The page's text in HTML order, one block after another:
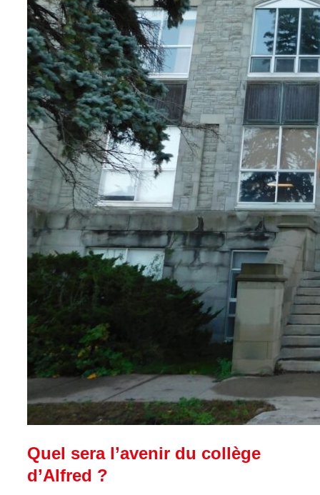
Quel sera l’avenir du collège
d’Alfred ?